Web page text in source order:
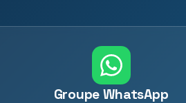
Groupe WhatsApp